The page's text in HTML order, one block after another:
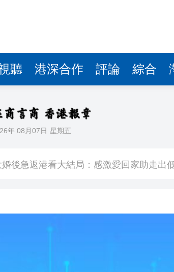
聽 港深合作 評論 綜合
年 08月07日 星期五
後急返港看大結局：感激愛回家助走出
拘12人
署通訊程式賬戶